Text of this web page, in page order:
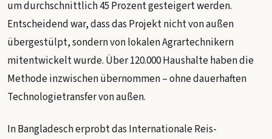
um durchschnittlich 45 Prozent gesteigert werden.
Entscheidend war, dass das Projekt nicht von außen
übergestülpt, sondern von lokalen Agrartechnikern
mitentwickelt wurde. Über 120.000 Haushalte haben die
Methode inzwischen übernommen – ohne dauerhaften
Technologietransfer von außen.
In Bangladesch erprobt das Internationale Reis-